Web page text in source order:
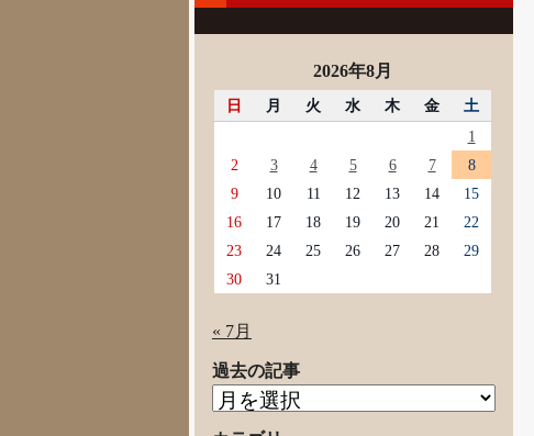
2026年8月
日 月 火 水 木 金
土
1
2
3 4 5 6 7
8
9
10 11 12 13 14
15
16
17 18 19 20 21
22
23
24 25 26 27 28
29
30
31
« 7月
過去の記事
過